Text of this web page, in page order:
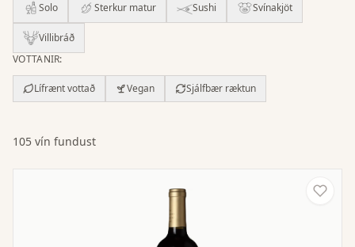
Solo Sterkur matur Sushi Svínakjöt
Villibráð
VOTTANIR:
Lífrænt vottað Vegan Sjálfbær ræktun
105 vín fundust